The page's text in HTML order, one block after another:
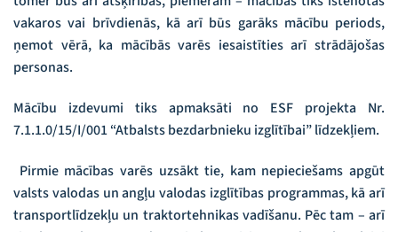
vakaros vai brīvdienās, kā arī būs garāks mācību periods,
ņemot vērā, ka mācībās varēs iesaistīties arī strādājošas
personas.
Mācību izdevumi tiks apmaksāti no ESF projekta Nr.
7.1.1.0/15/I/001 “Atbalsts bezdarbnieku izglītībai” līdzekļiem.
Pirmie mācības varēs uzsākt tie, kam nepieciešams apgūt
valsts valodas un angļu valodas izglītības programmas, kā arī
transportlīdzekļu un traktortehnikas vadīšanu. Pēc tam – arī